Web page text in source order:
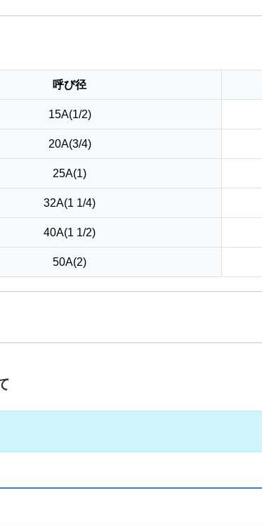
呼び径
15A(1/2)
20A(3/4)
25A(1)
32A(1 1/4)
40A(1 1/2)
50A(2)